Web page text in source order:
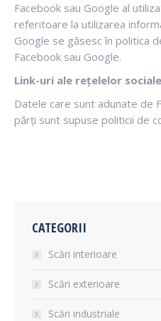
Facebook sau Google al
referitoare la utilizarea
Google se găsesc în politica
Facebook sau Google.
Link-uri ale rețelelor
Datele care sunt adunate de
părți sunt supuse politicii de
CATEGORII
Scări interioare
Scări exterioare
Scări industriale